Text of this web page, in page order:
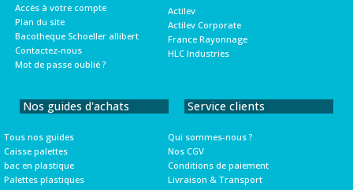
Accès à votre compte
Plan du site
Bacotheque Schoeller allibert
Contactez-nous
Mot de passe oublié ?
Actilev
Actilev Corporate
France Rayonnage
HLC Industries
Nos guides d'achats
Tous nos guides
Caisse palettes
bac en plastique
Palettes plastiques
Service clients
Qui sommes-nous ?
Nos CGV
Conditions de paiement
Livraison & Transport